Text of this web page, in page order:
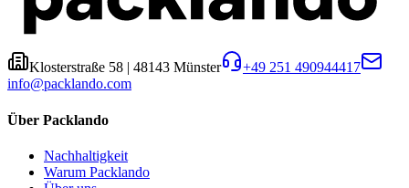
Klosterstraße 58 | 48143 Münster
+49 251 490944417
info@packlando.com
Über Packlando
Nachhaltigkeit
Warum Packlando